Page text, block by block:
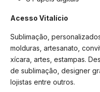
Acesso Vitalício
Sublimação,
molduras, artesanato,
xícara, artes, estampas.
de sublimação, designer
lojistas entre outros.